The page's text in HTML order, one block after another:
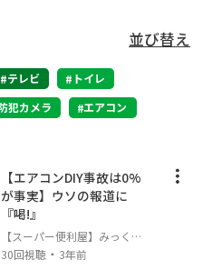
なるまであらゆる技術を
外資系IT企業を７社、通
技術に携わって来まし
工事士、RRC認定冷媒ガ
資格を所有します。
やアンテナの設置工事、
クカメラなど、様々なハ
て行きます！
やってきました
ク、カーレースなど
を楽しんでいます。
く勤めて来まして、若
もらったニックネー
本の文化である協調
の個性的でオープン
きたせいか、周りとは
ても好きになり、仕
ングを心がけて進ん
並び替え
テレビ
トイレ
犯カメラ
エアコン
【エアコンDIY事故は0%
が事実】ウソの報道に
『喝!』
【スーパー便利屋】みっく店
長が行く!
30回視聴 ・ 3年前